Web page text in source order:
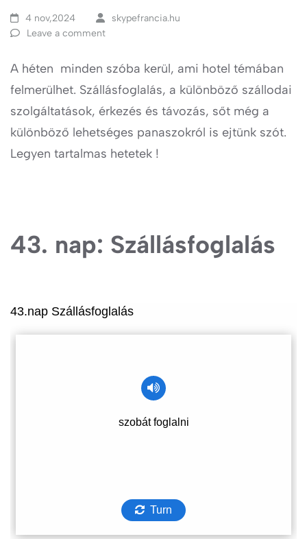
4 nov,2024
skypefrancia.hu
Leave a comment
A héten minden szóba kerül, ami hotel témában
felmerülhet. Szállásfoglalás, a különböző szállodai
szolgáltatások, érkezés és távozás, sőt még a
különböző lehetséges panaszokról is ejtünk szót.
Legyen tartalmas hetetek !
43. nap: Szállásfoglalás